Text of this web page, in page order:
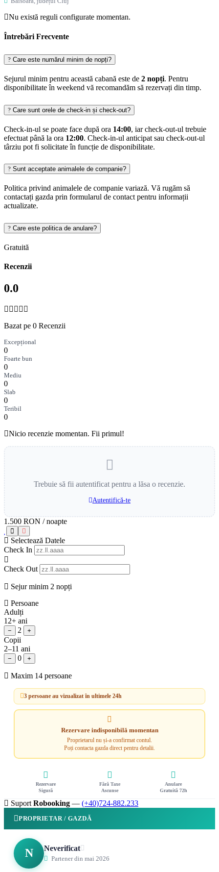
Nu există reguli configurate momentan.
Întrebări Frecvente
Care este numărul minim de nopți?
Sejurul minim pentru această cabană este de 2 nopți. Pentru
disponibilitate în weekend vă recomandăm să rezervați din timp.
Care sunt orele de check-in și check-out?
Check-in-ul se poate face după ora 14:00, iar check-out-ul trebuie
efectuat până la ora 12:00. Check-in-ul anticipat sau check-out-ul
târziu pot fi solicitate în funcție de disponibilitate.
Sunt acceptate animalele de companie?
Politica privind animalele de companie variază. Vă rugăm să
contactați gazda prin formularul de contact pentru informații
actualizate.
Care este politica de anulare?
Gratuită
Recenzii
0.0
Bazat pe 0 Recenzii
Excepțional
0
Foarte bun
0
Mediu
0
Slab
0
Teribil
0
Nicio recenzie momentan. Fii primul!
Trebuie să fii autentificat pentru a lăsa o recenzie.
Autentifică-te
1.500 RON / noapte
Selectează Datele
Check In
Check Out
Sejur minim 2 nopți
Persoane
Adulți
12+ ani
− 2 +
Copii
2–11 ani
− 0 +
Maxim 14 persoane
3 persoane au vizualizat în ultimele 24h
Rezervare indisponibilă momentan
Proprietarul nu și-a confirmat contul.
Poți contacta gazda direct pentru detalii.
Rezervare
Sigură
Fără Taxe
Ascunse
Anulare
Gratuită 72h
Suport Robooking — (+40)724-882.233
PROPRIETAR / GAZDĂ
N Neverificat
Partener din mai 2026